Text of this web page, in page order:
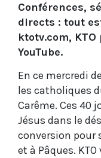
Conférences,
directs : tout
ktotv.com,
YouTube.
En ce mercredi
les catholiques
Carême. Ces 40
Jésus dans le
conversion pour
et à Pâques.